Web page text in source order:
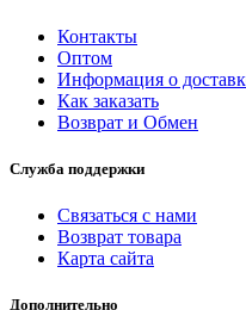
Контакты
Оптом
Информация о
Как заказать
Возврат и Обмен
Служба поддержки
Связаться с нами
Возврат товара
Карта сайта
Дополнительно